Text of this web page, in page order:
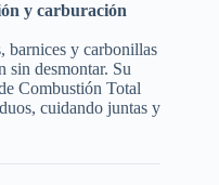
y carburación
barnices y carbonillas
sin desmontar. Su
Combustión Total
cuidando juntas y